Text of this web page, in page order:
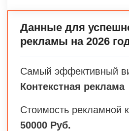
Данные для
рекламы на 2026
Самый эффективный
Контекстная реклама
Стоимость рекламной
50000 Руб.